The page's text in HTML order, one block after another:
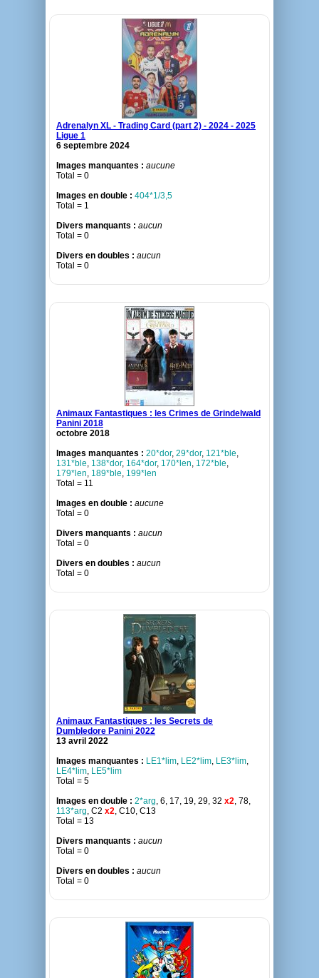
Adrenalyn XL - Trading Card (part 2) - 2024 - 2025
Ligue 1
6 septembre 2024
Images manquantes : aucune
Total = 0
Images en double : 404*1/3,5
Total = 1
Divers manquants : aucun
Total = 0
Divers en doubles : aucun
Total = 0
Animaux Fantastiques : les Crimes de Grindelwald
Panini 2018
octobre 2018
Images manquantes : 20*dor, 29*dor, 121*ble,
131*ble, 138*dor, 164*dor, 170*len, 172*ble,
179*len, 189*ble, 199*len
Total = 11
Images en double : aucune
Total = 0
Divers manquants : aucun
Total = 0
Divers en doubles : aucun
Total = 0
Animaux Fantastiques : les Secrets de
Dumbledore Panini 2022
13 avril 2022
Images manquantes : LE1*lim, LE2*lim, LE3*lim,
LE4*lim, LE5*lim
Total = 5
Images en double : 2*arg, 6, 17, 19, 29, 32 x2, 78,
113*arg, C2 x2, C10, C13
Total = 13
Divers manquants : aucun
Total = 0
Divers en doubles : aucun
Total = 0